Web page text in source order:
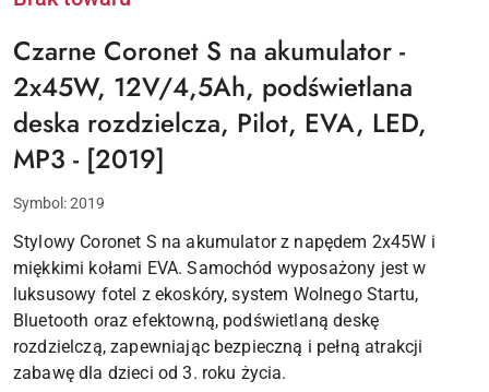
Czarne Coronet S na akumulator -
2x45W, 12V/4,5Ah, podświetlana
deska rozdzielcza, Pilot, EVA, LED,
MP3 - [2019]
Symbol:2019
Stylowy Coronet S na akumulator z napędem 2x45W i
miękkimi kołami EVA. Samochód wyposażony jest w
luksusowy fotel z ekoskóry, system Wolnego Startu,
Bluetooth oraz efektowną, podświetlaną deskę
rozdzielczą, zapewniając bezpieczną i pełną atrakcji
zabawę dla dzieci od 3. roku życia.